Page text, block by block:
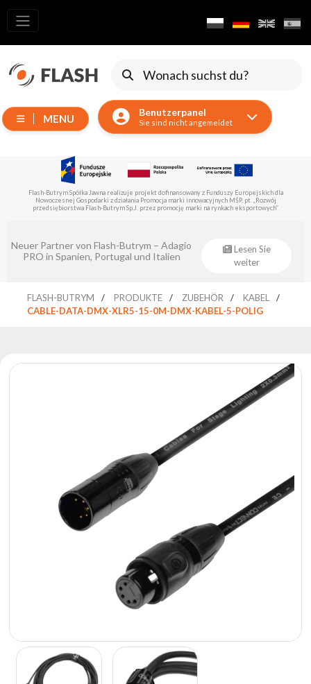
MENU Benutzerpanel
Sie sind nicht angemeldet
Alle
Produkte
Verschieben
Geräten
Reflektoren
Zubehör
Laser
Reflektoren
Controller
Satzung
Kontakt
Flash-Butrym Spółka Jawna führt im Rahmen der Untermaßnahme 1.1 ein vom Europäischen
Fonds für regionale Entwicklung kofinanziertes Projekt durch.
Eventsklep – offizieller Distributor von
Flash-Butrym!
Lesen Sie
weiter
FLASH-BUTRYM PRODUKTE ZUBEHÖR
KABEL
CABLE-DATA-DMX-XLR5-15-0M-DMX-KABEL-5-POLIG